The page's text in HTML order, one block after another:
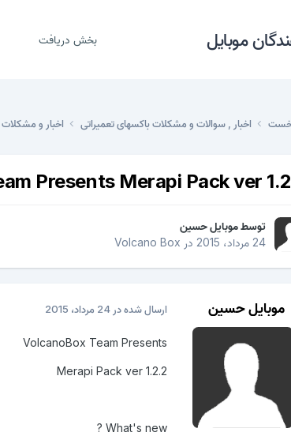
موبایل بخش دریافت
اخبار , سوالات و مشکلات باکسهای تعمیراتی اخبار و مشکلات
Presents Merapi Pack ver
توسطموبایل حسین
24 مرداد، 2015
در Volcano Box
موبایل حسین ارسال شده در 24 مرداد، 2015
VolcanoBox Team Presents
Merapi Pack ver 1.2.2
What's new ?